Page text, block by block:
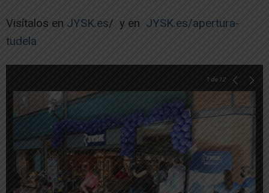
Visítalos en JYSK.es/ y en JYSK.es/apertura-
tudela
1 de 12